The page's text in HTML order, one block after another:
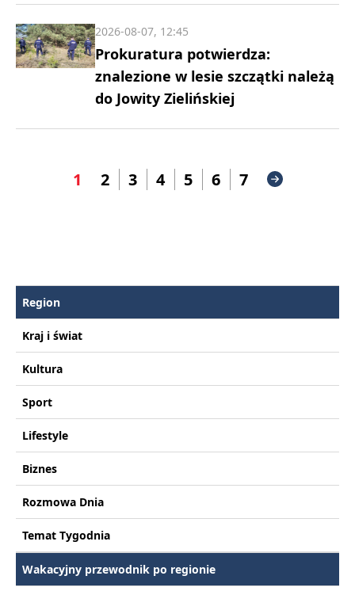
Prokuratura potwierdza:
znalezione w lesie szczątki należą
do Jowity Zielińskiej
2026-08-07, 12:45
1 2 3 4 5 6 7
Region
Kraj i świat
Kultura
Sport
Lifestyle
Biznes
Rozmowa Dnia
Temat Tygodnia
Wakacyjny przewodnik po regionie